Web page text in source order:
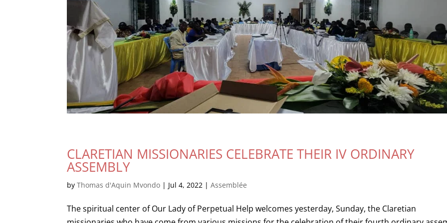
CLARETIAN MISSIONARIES CELEBRATE THEIR IV ORDINARY
ASSEMBLY
byThomas d'Aquin Mvondo | Jul 4, 2022 |Assemblée
The spiritual center of Our Lady of Perpetual Help welcomes yesterday, Sunday, the Claretian